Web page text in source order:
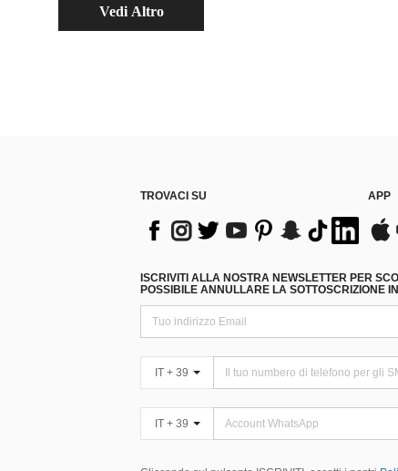
Vedi Altro
TROVACI SU APP
ISCRIVITI ALLA NOSTRA NEWSLETTER PER
POSSIBILE ANNULLARE LA SOTTOSCRIZIONE
IT + 39
IT + 39